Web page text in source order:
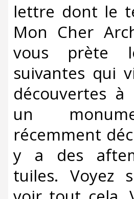
‎lettre dont le
Mon Cher
vous prète
suivantes qui
découvertes à
un
récemment
y a des
tuiles. Voyez